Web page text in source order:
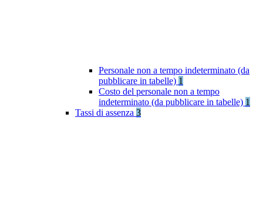
Personale non a tempo indeterminato (da
pubblicare in tabelle) 1
Costo del personale non a tempo
indeterminato (da pubblicare in tabelle) 1
Tassi di assenza 3